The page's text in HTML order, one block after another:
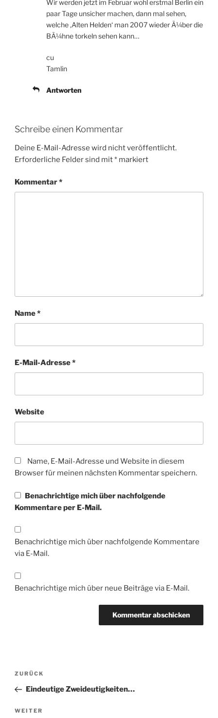
Wir werden jetzt im Februar wohl erstmal Berlin ein
paar Tage unsicher machen, dann mal sehen,
welche ‚Alten Helden‘ man 2007 wieder Ã¼ber die
BÃ¼hne torkeln sehen kann…
cu
Tamlin
Antworten
Schreibe einen Kommentar
Deine E-Mail-Adresse wird nicht veröffentlicht.
Erforderliche Felder sind mit* markiert
Kommentar*
Name*
E-Mail-Adresse*
Website
Name, E-Mail-Adresse und Website in diesem
Browser für meinen nächsten Kommentar speichern.
Benachrichtige mich über nachfolgende
Kommentare per E-Mail.
Benachrichtige mich über nachfolgende Kommentare
via E-Mail.
Benachrichtige mich über neue Beiträge via E-Mail.
Beitragsnavigation
Vorheriger
Beitrag
ZURÜCK
Eindeutige Zweideutigkeiten…
Nächster
WEITER